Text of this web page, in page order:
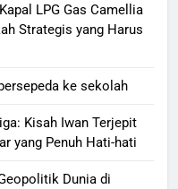
LPG Gas Camellia
Strategis yang Harus
ke sekolah
Kisah Iwan Terjepit
yang Penuh Hati-hati
Dunia di